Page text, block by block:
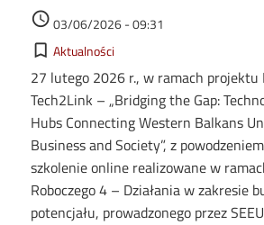
access_time 03/06/2026 - 09:31
bookmark_border Kategorie
Aktualności
27 lutego 2026 r., w ramach projektu
Tech2Link – „Bridging the Gap:
Hubs Connecting Western Balkans
Business and Society”, z
szkolenie online realizowane w
Roboczego 4 – Działania w zakresie
potencjału, prowadzonego przez